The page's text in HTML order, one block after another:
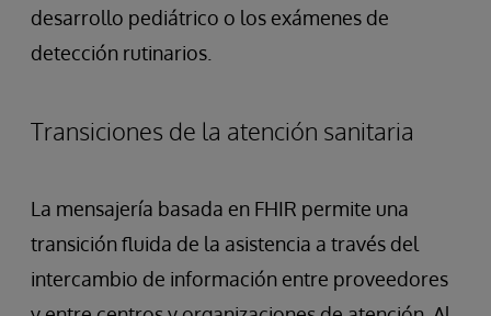
desarrollo pediátrico o los exámenes de
detección rutinarios.
Transiciones de la atención sanitaria
La mensajería basada en FHIR permite una
transición fluida de la asistencia a través del
intercambio de información entre proveedores